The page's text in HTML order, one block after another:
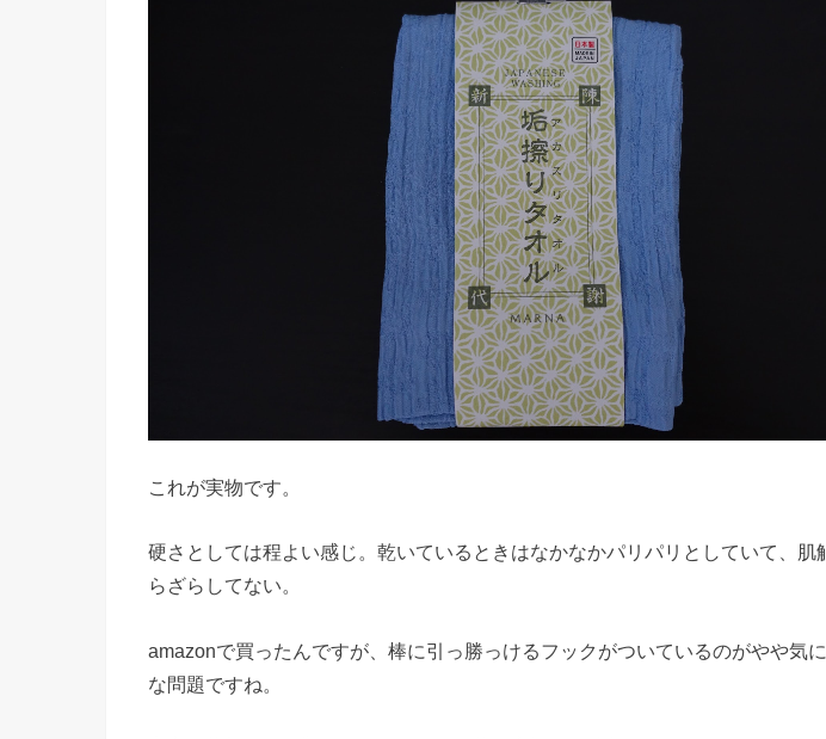
これが実物です。
硬さとしては程よい感じ。乾いているときはなかなかパリパリとしていて、肌
らざらしてない。
amazonで買ったんですが、棒に引っ勝っけるフックがついているのがやや気
な問題ですね。